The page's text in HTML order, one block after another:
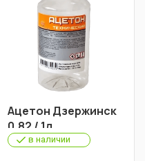
Ацетон Дзержинск
0,82 / 1л
в наличии